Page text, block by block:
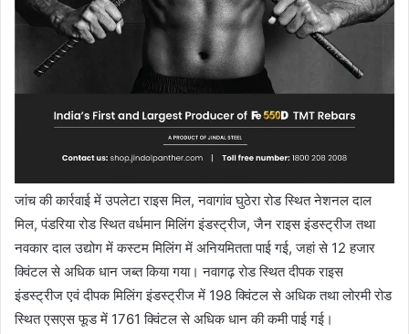
जांच की कार्रवाई में उपलेटा राइस मिल, नवागांव घुठेरा रोड स्थित नेशनल दाल
मिल, पंडरिया रोड स्थित वर्धमान मिलिंग इंडस्ट्रीज, जैन राइस इंडस्ट्रीज तथा
नवकार दाल उद्योग में कस्टम मिलिंग में अनियमितता पाई गई, जहां से 12 हजार
क्विंटल से अधिक धान जब्त किया गया। नवागढ़ रोड स्थित दीपक राइस
इंडस्ट्रीज एवं दीपक मिलिंग इंडस्ट्रीज में 198 क्विंटल से अधिक तथा लोरमी रोड
स्थित एसएस फूड में 1761 क्विंटल से अधिक धान की कमी पाई गई।